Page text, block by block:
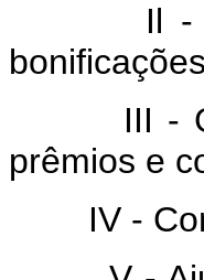
Il -
III -
prêmios e
IV -